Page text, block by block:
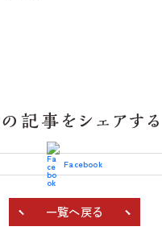
の記事をシェアする
Facebook
一覧へ戻る